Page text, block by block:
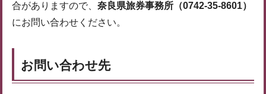
合がありますので、 奈良県旅券事務所（0742-35-8601）
にお問い合わせください。
お問い合わせ先